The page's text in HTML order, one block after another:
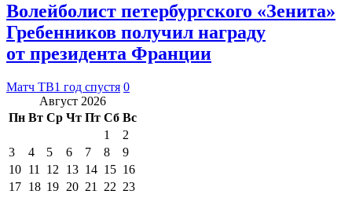
Волейболист петербургского «Зенита»
Гребенников получил награду
от президента Франции
Матч ТВ1 год спустя 0
Август 2026
Пн Вт Ср Чт Пт Сб Вс
1
2
3
4 5 6 7 8
9
10 11 12 13 14 15 16
17 18 19 20 21 22 23